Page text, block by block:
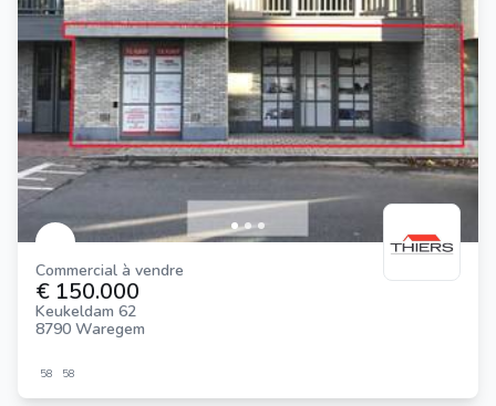
Commercial à vendre
€ 150.000
Keukeldam 62
8790 Waregem
58 58